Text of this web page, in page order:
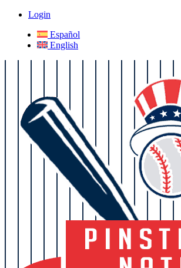
Login
Español
English